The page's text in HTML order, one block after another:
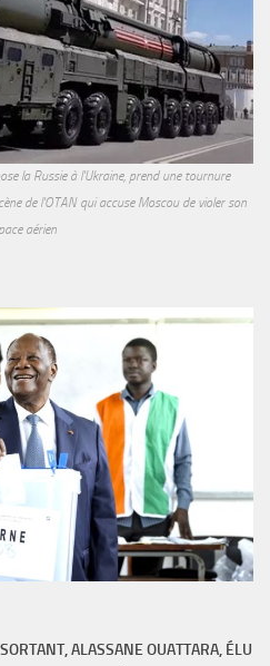
la Russie à l'Ukraine, prend une tournure
de l'OTAN qui accuse Moscou de violer son
aérien
ALASSANE OUATTARA, ÉLU